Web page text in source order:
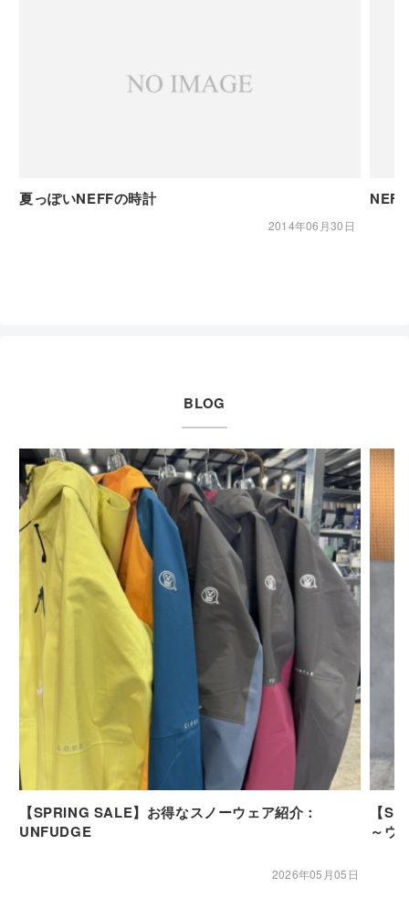
夏っぽいNEFFの時計
2014年06月30日
BLOG
【SPRING SALE】お得なスノーウェア紹介：
UNFUDGE
2026年05月05日
【
～ウ